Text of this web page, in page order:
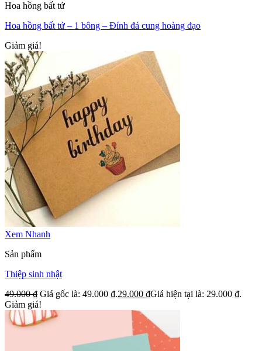
Hoa hồng bất tử
Hoa hồng bất tử – 1 bông – Đính đá cung hoàng đạo
Giảm giá!
Xem Nhanh
Sản phẩm
Thiệp sinh nhật
49.000₫ Giá gốc là: 49.000 ₫.29.000 ₫Giá hiện tại là: 29.000 ₫.
Giảm giá!